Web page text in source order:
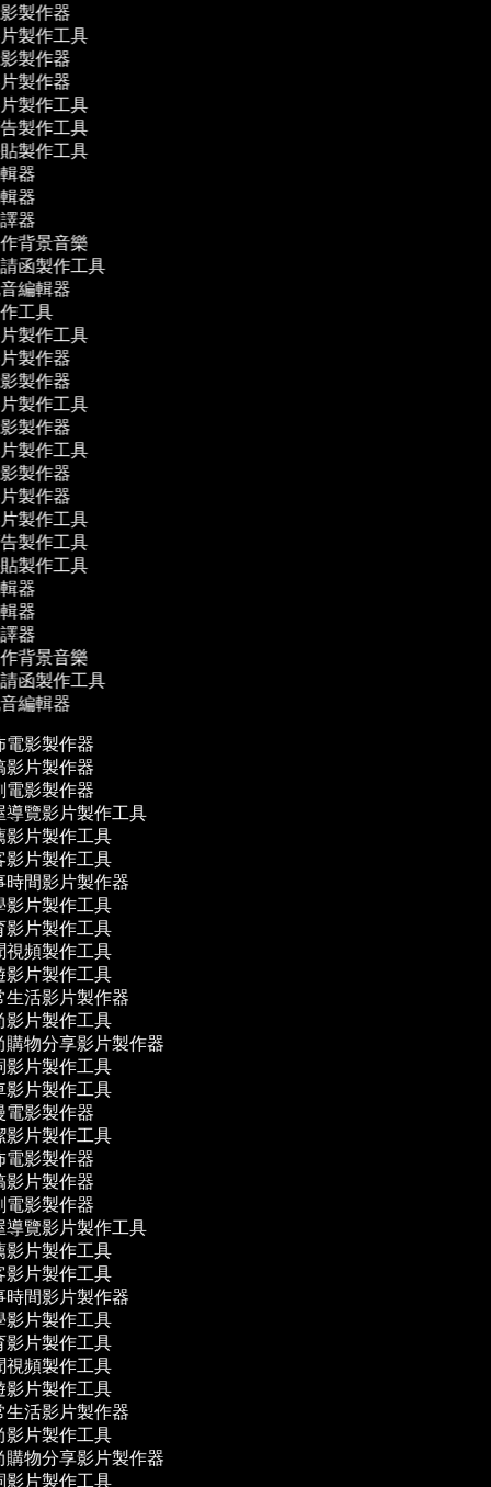
影製作器
片製作工具
影製作器
片製作器
片製作工具
告製作工具
貼製作工具
輯器
輯器
譯器
作背景音樂
請函製作工具
音編輯器
作工具
片製作工具
片製作器
影製作器
片製作工具
影製作器
片製作工具
影製作器
片製作器
片製作工具
告製作工具
貼製作工具
輯器
輯器
譯器
作背景音樂
請函製作工具
音編輯器
影製作器
片製作器
影製作器
覽影片製作工具
片製作工具
片製作工具
間影片製作器
片製作工具
片製作工具
頻製作工具
片製作工具
活影片製作器
片製作工具
物分享影片製作器
片製作工具
片製作工具
影製作器
片製作工具
影製作器
片製作器
影製作器
覽影片製作工具
片製作工具
片製作工具
間影片製作器
片製作工具
片製作工具
頻製作工具
片製作工具
活影片製作器
片製作工具
物分享影片製作器
片製作工具